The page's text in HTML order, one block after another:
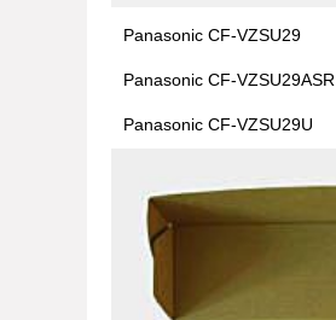
Panasonic CF-VZSU29
Panasonic CF-VZSU29ASR
Panasonic CF-VZSU29U